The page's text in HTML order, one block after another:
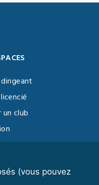
(vous pouvez
un club